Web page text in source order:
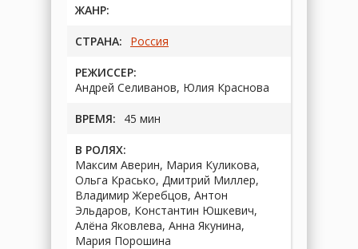
ЖАНР:
СТРАНА: Россия
РЕЖИССЕР:
Андрей Селиванов, Юлия Краснова
ВРЕМЯ: 45 мин
В РОЛЯХ:
Максим Аверин, Мария Куликова,
Ольга Красько, Дмитрий Миллер,
Владимир Жеребцов, Антон
Эльдаров, Константин Юшкевич,
Алёна Яковлева, Анна Якунина,
Мария Порошина